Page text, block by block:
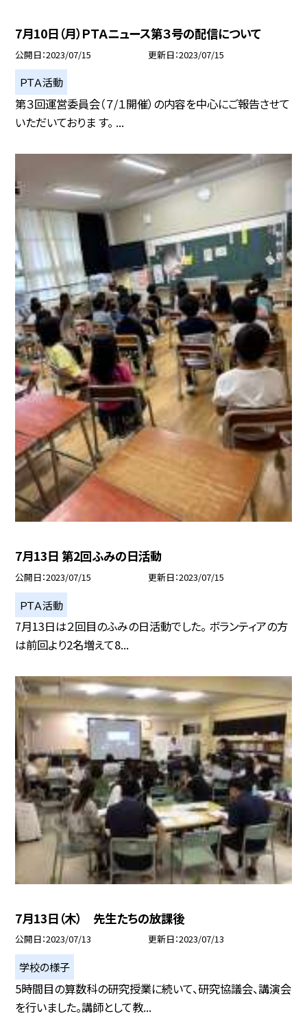
7月10日（月）ＰＴＡニュース第３号の配信について
公開日 2023/07/15 更新日 2023/07/15
ＰＴＡ活動
第３回運営委員会（７/１開催）の内容を中心にご報告させて
いただいておりま す。 ...
7月13日 第2回ふみの日活動
公開日 2023/07/15 更新日 2023/07/15
ＰＴＡ活動
7月13日は２回目のふみの日活動でした。 ボランティアの方
は前回より2名増えて8...
7月13日（木） 先生たちの放課後
公開日 2023/07/13 更新日 2023/07/13
学校の様子
5時間目の算数科の研究授業に続いて、研究協議会、講演会
を行いました。講師として教...